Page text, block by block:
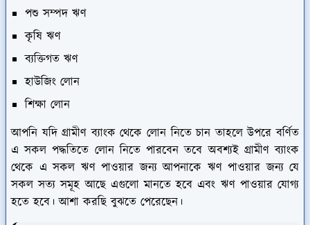
পশু সম্পদ ঋণ
কৃষি ঋণ
ব্যক্তিগত ঋণ
হাউজিং লোন
শিক্ষা লোন
আপনি যদি গ্রামীণ ব্যাংক থেকে লোন নিতে চান তাহলে উপরে বর্ণিত
এ সকল পদ্ধতিতে লোন নিতে পারবেন তবে অবশ্যই গ্রামীণ ব্যাংক
থেকে এ সকল ঋণ পাওয়ার জন্য আপনাকে ঋণ পাওয়ার জন্য যে
সকল সত্য সমূহ আছে এগুলো মানতে হবে এবং ঋণ পাওয়ার যোগ্য
হতে হবে। আশা করছি বুঝতে পেরেছেন।